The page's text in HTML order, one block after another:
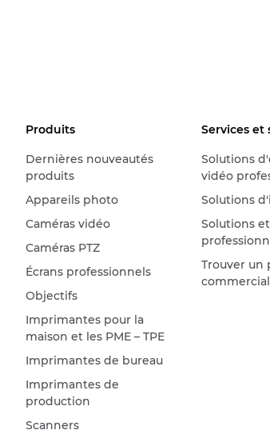
Produits
Dernières nouveautés
produits
Appareils photo
Caméras vidéo
Caméras PTZ
Écrans professionnels
Objectifs
Imprimantes pour la
maison et les PME – TPE
Imprimantes de bureau
Imprimantes de
production
Scanners
Services et
Solutions
vidéo
Solutions
Solutions
Trouver un